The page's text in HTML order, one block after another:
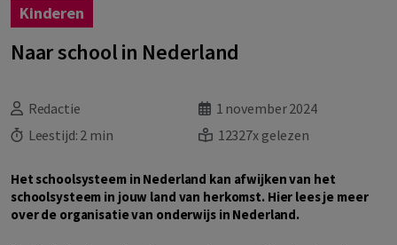
Kinderen
Naar school in Nederland
Redactie
1 november 2024
Leestijd: 2 min 12327x gelezen
Het schoolsysteem in Nederland kan afwijken van het
schoolsysteem in jouw land van herkomst. Hier lees je meer
over de organisatie van onderwijs in Nederland.